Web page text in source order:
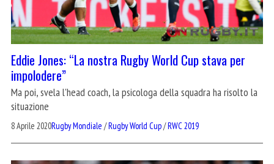
Eddie Jones: “La nostra Rugby World Cup stava per
impolodere”
Ma poi, svela l'head coach, la psicologa della squadra ha risolto la
situazione
8 Aprile 2020Rugby Mondiale /Rugby World Cup/RWC 2019